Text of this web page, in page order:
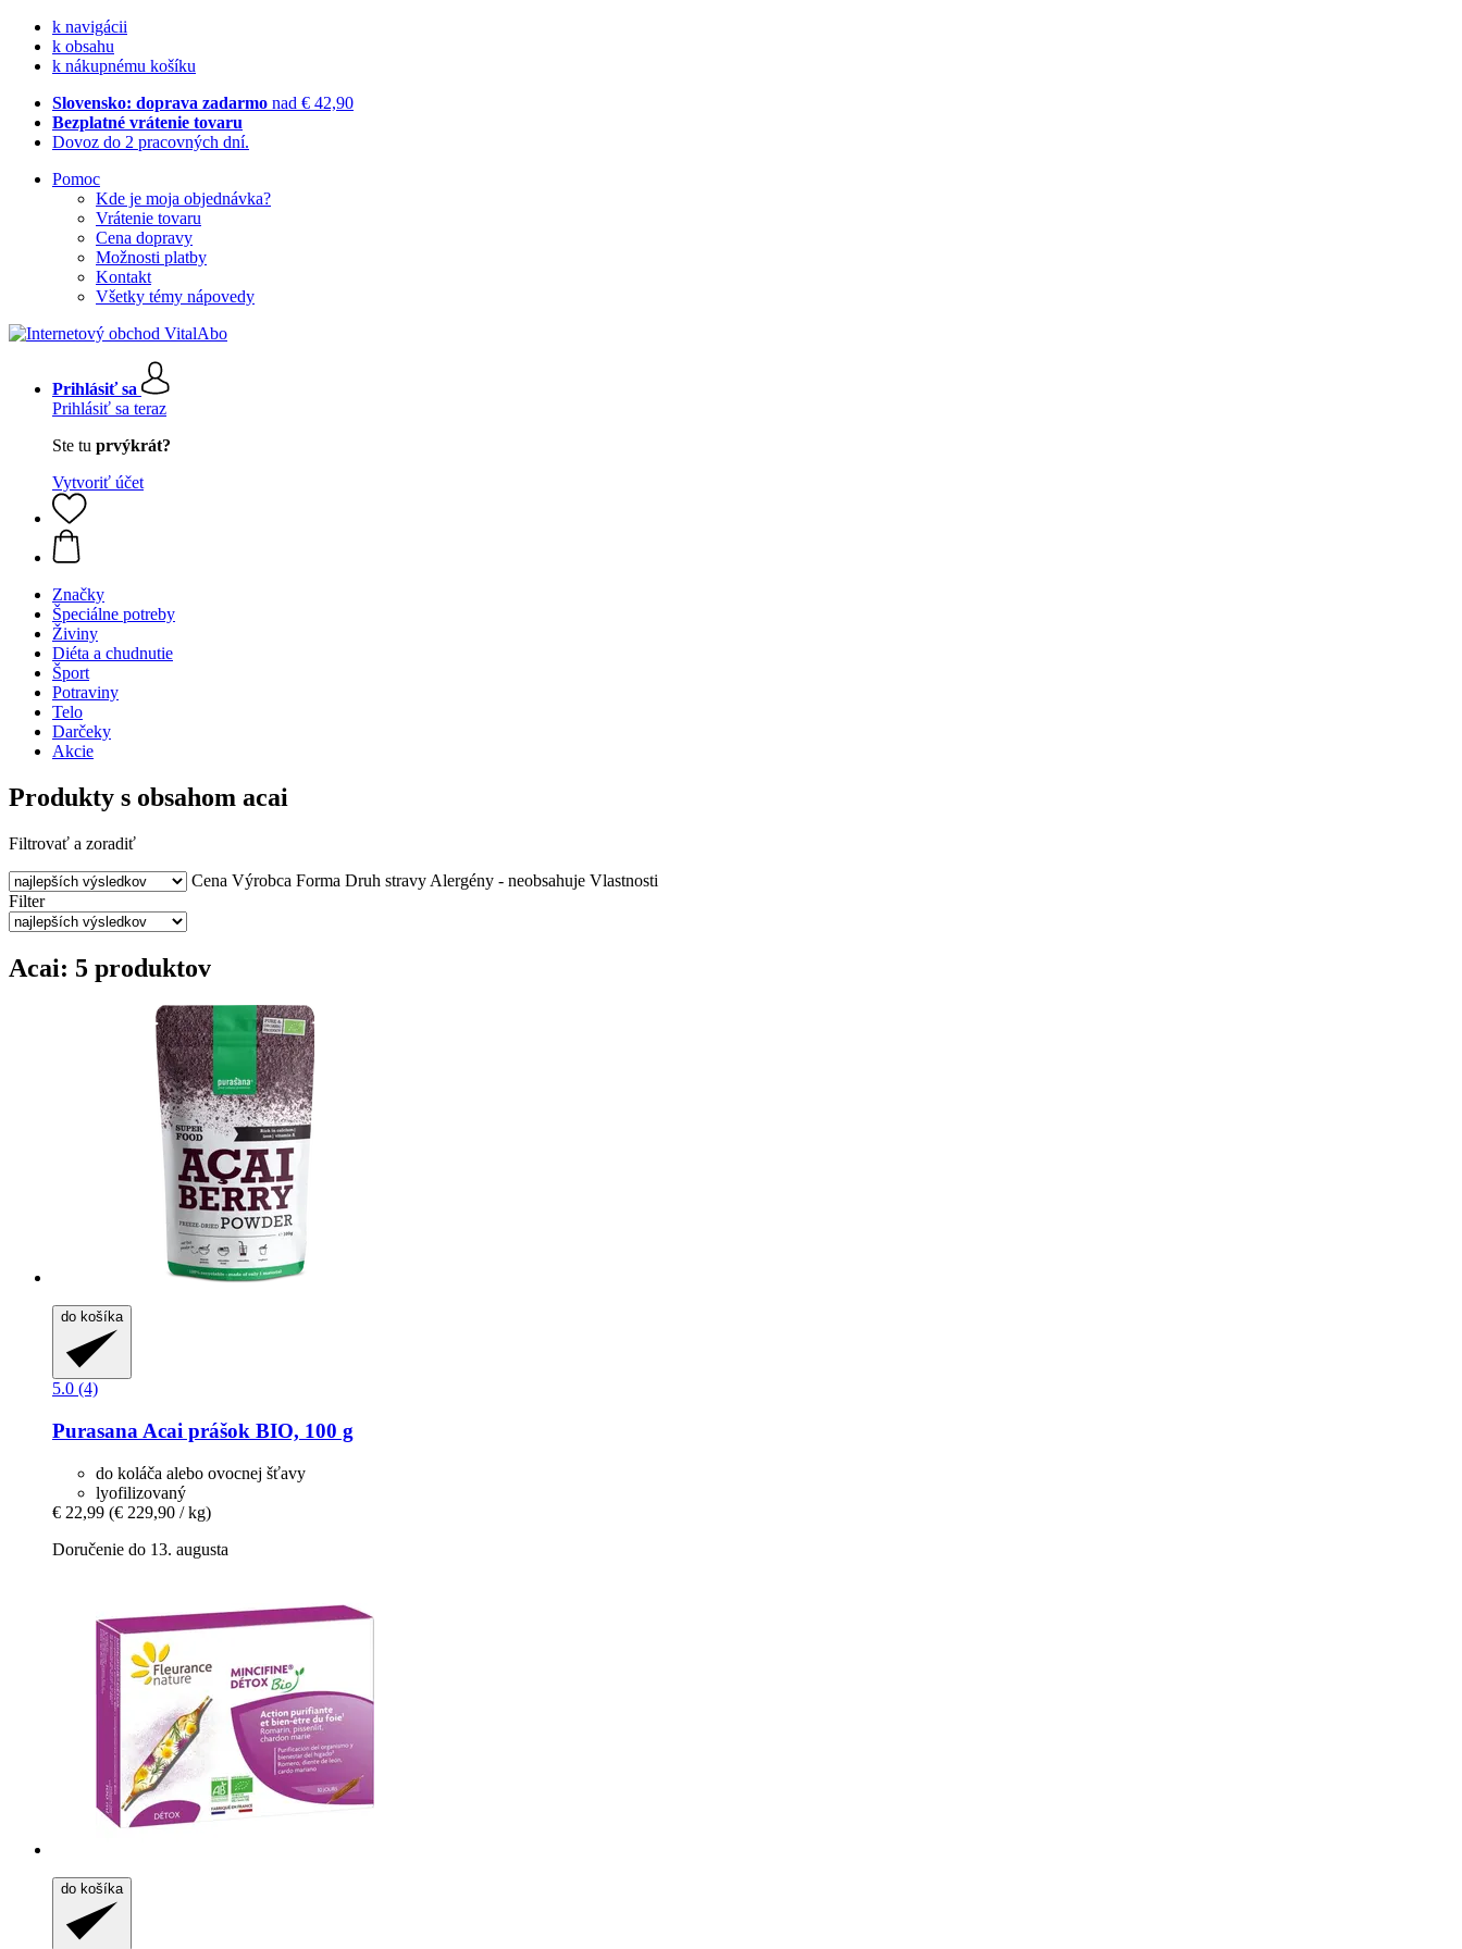
k navigácii
k obsahu
k nákupnému košíku
Slovensko: doprava zadarmo nad € 42,90
Bezplatné vrátenie tovaru
Dovoz do 2 pracovných dní.
Pomoc
Kde je moja objednávka?
Vrátenie tovaru
Cena dopravy
Možnosti platby
Kontakt
Všetky témy nápovedy
Prihlásiť sa
Prihlásiť sa teraz
Ste tu prvýkrát?
Vytvoriť účet
Značky
Špeciálne potreby
Živiny
Diéta a chudnutie
Šport
Potraviny
Telo
Darčeky
Akcie
Produkty s obsahom acai
Filtrovať a zoradiť
Cena Výrobca Forma Druh stravy Alergény - neobsahuje Vlastnosti
Filter
Acai: 5 produktov
do košíka
5.0 (4)
Purasana Acai prášok BIO, 100 g
do koláča alebo ovocnej šťavy
lyofilizovaný
€ 22,99 (€ 229,90 / kg)
Doručenie do 13. augusta
do košíka